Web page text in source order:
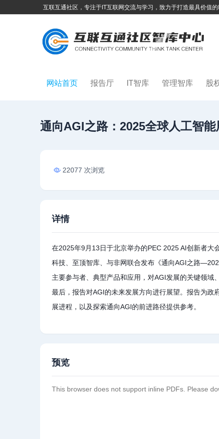
互联互通社区，专注于IT互联网交流与学习，致力于打造最具价值
网站首页 报告厅 IT智库 管理智库 股
通向AGI之路：2025全球人工智能
22077 次浏览
详情
在2025年9月13日于北京举办的PEC 2025 AI创新者
科技、至顶智库、与非网联合发布《通向AGI之路
主要参与者、典型产品和应用，对AGI发展的关键领
最后，报告对AGI的未来发展方向进行展望。报告为
展进程，以及探索通向AGI的前进路径提供参考。
预览
This browser does not support inline PDFs. Please